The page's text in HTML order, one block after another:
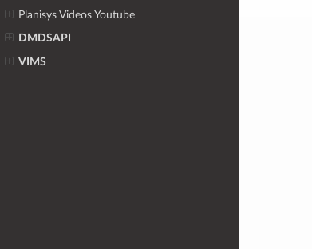
Planisys Videos Youtube
DMDSAPI
VIMS